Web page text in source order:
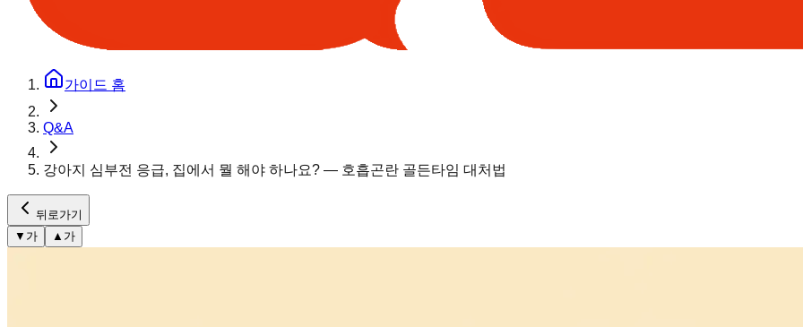
가이드 홈
Q&A
강아지 심부전 응급, 집에서 뭘 해야 하나요? — 호흡곤란 골든타임 대처법
뒤로가기
▼ 가 ▲ 가